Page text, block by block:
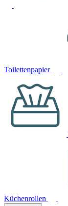
Toilettenpapier
Küchenrollen